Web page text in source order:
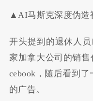
▲AI马斯克深度伪造
开头提到的退休人员
家加拿大公司的销
cebook，随后看到
的广告。